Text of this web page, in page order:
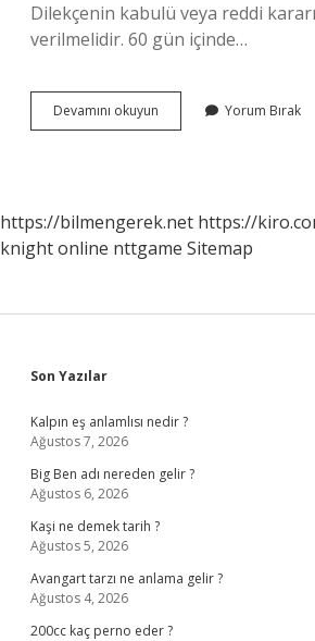
Dilekçenin kabulü veya reddi
verilmelidir. 60 gün içinde…
Devamını okuyun
Dilekçeye
Verilir
Yorum Bırak
https://bilmengerek.net https://
knight online nttgame Sitemap
Sidebar
Son Yazılar
Kalpın eş anlamlısı nedir ?
Ağustos 7, 2026
Big Ben adı nereden gelir ?
Ağustos 6, 2026
Kaşi ne demek tarih ?
Ağustos 5, 2026
Avangart tarzı ne anlama gelir ?
Ağustos 4, 2026
200cc kaç perno eder ?